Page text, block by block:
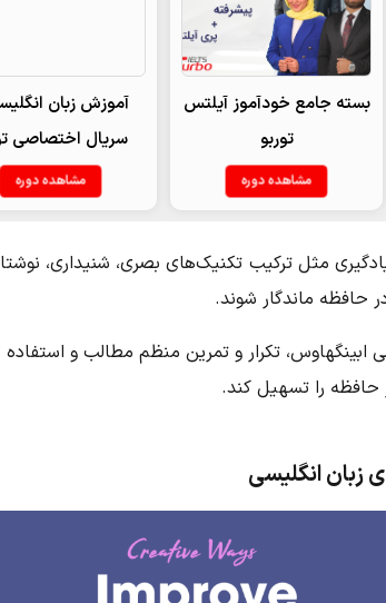
بسته جامع خودآموز آیلتس
توربو
مشاهده دوره
آموزش زبان
سریال اختصاصی
مشاهده دوره
مثل ترکیب تکنیک‌های بصری، شنیداری،
حافظه ماندگار شوند.
ابینگهاوس، تکرار و تمرین منظم مطالب و
حافظه را تسهیل کند.
زبان انگلیسی